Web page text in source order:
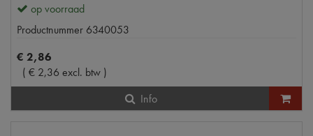
op voorraad
Productnummer 6340053
€ 2,86
( € 2,36 excl. btw )
Info